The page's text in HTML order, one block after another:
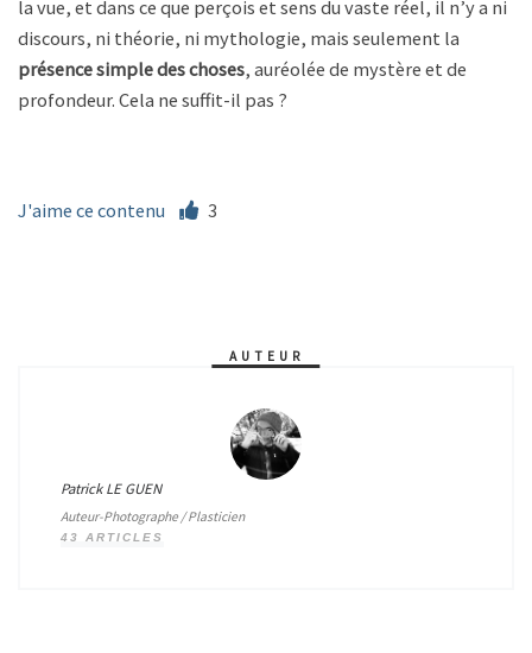
la vue, et dans ce que perçois et sens du vaste réel, il n’y a ni
discours, ni théorie, ni mythologie, mais seulement la
présence simple des choses, auréolée de mystère et de
profondeur. Cela ne suffit-il pas ?
J'aime ce contenu 3
AUTEUR
Patrick LE GUEN
Auteur-Photographe / Plasticien
43 ARTICLES